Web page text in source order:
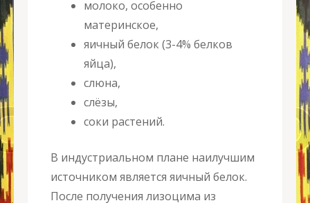
молоко, особенно
материнское,
яичный белок (3-4% белков
яйца),
слюна,
слёзы,
соки растений.
В индустриальном плане наилучшим
источником является яичный белок.
После получения лизоцима из